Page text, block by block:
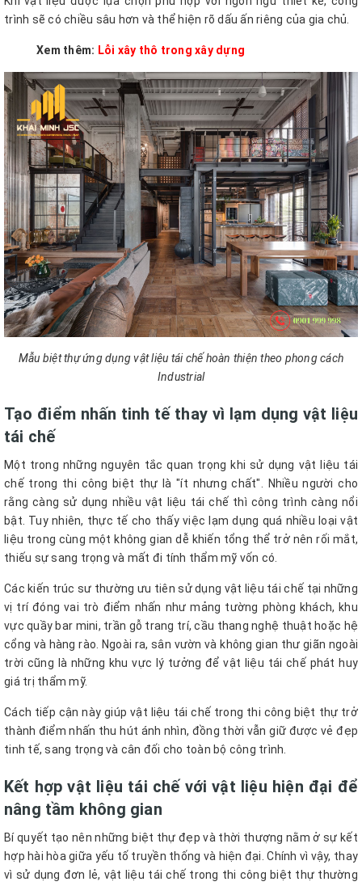
trình sẽ có chiều sâu hơn và thể hiện rõ dấu ấn riêng của gia chủ.
Xem thêm: Lỗi xây thô trong xây dựng
Mẫu biệt thự ứng dụng vật liệu tái chế hoàn thiện theo phong cách
Industrial
Tạo điểm nhấn tinh tế thay vì lạm dụng vật liệu
tái chế
Một trong những nguyên tắc quan trọng khi sử dụng vật liệu tái
chế trong thi công biệt thự là "ít nhưng chất". Nhiều người cho
rằng càng sử dụng nhiều vật liệu tái chế thì công trình càng nổi
bật. Tuy nhiên, thực tế cho thấy việc lạm dụng quá nhiều loại vật
liệu trong cùng một không gian dễ khiến tổng thể trở nên rối mắt,
thiếu sự sang trọng và mất đi tính thẩm mỹ vốn có.
Các kiến trúc sư thường ưu tiên sử dụng vật liệu tái chế tại những
vị trí đóng vai trò điểm nhấn như mảng tường phòng khách, khu
vực quầy bar mini, trần gỗ trang trí, cầu thang nghệ thuật hoặc hệ
cổng và hàng rào. Ngoài ra, sân vườn và không gian thư giãn ngoài
trời cũng là những khu vực lý tưởng để vật liệu tái chế phát huy
giá trị thẩm mỹ.
Cách tiếp cận này giúp vật liệu tái chế trong thi công biệt thự trở
thành điểm nhấn thu hút ánh nhìn, đồng thời vẫn giữ được vẻ đẹp
tinh tế, sang trọng và cân đối cho toàn bộ công trình.
Kết hợp vật liệu tái chế với vật liệu hiện đại để
nâng tầm không gian
Bí quyết tạo nên những biệt thự đẹp và thời thượng nằm ở sự kết
hợp hài hòa giữa yếu tố truyền thống và hiện đại. Chính vì vậy, thay
vì sử dụng đơn lẻ, vật liệu tái chế trong thi công biệt thự thường